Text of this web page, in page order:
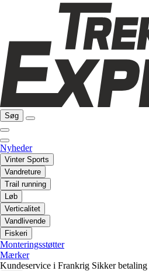
Søg
Nyheder
Vinter Sports
Vandreture
Trail running
Løb
Verticalitet
Vandlivende
Fiskeri
Monteringsstøtter
Mærker
Kundeservice i Frankrig Sikker betaling